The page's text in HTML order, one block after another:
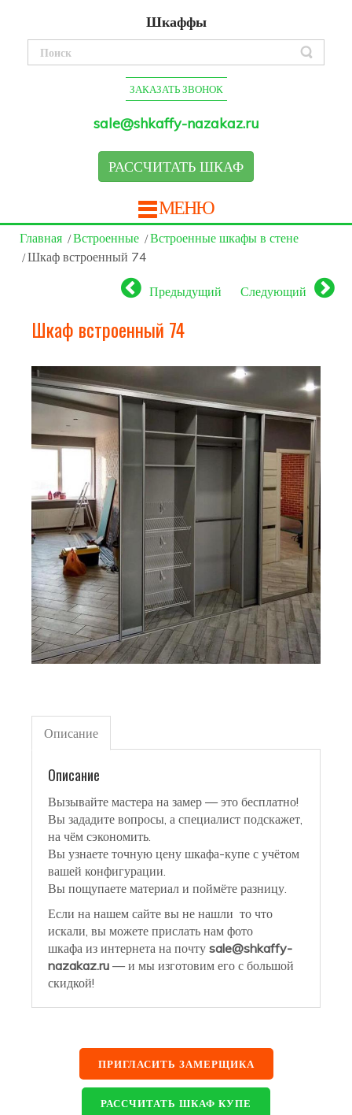
Шкаффы
ЗАКАЗАТЬ ЗВОНОК
sale@shkaffy-nazakaz.ru
РАССЧИТАТЬ ШКАФ
МЕНЮ
Главная Встроенные
Встроенные шкафы в стене
Шкаф встроенный 74
Предыдущий Следующий
Шкаф встроенный 74
Описание
Описание
Вызывайте мастера на замер — это бесплатно!
Вы зададите вопросы, а специалист подскажет,
на чём сэкономить.
Вы узнаете точную цену шкафа-купе с учётом
вашей конфигурации.
Вы пощупаете материал и поймёте разницу.
Если на нашем сайте вы не нашли то что
искали, вы можете прислать нам фото
шкафа из интернета на почту sale@shkaffy-
nazakaz.ru — и мы изготовим его с большой
скидкой!
ПРИГЛАСИТЬ ЗАМЕРЩИКА
РАССЧИТАТЬ ШКАФ КУПЕ